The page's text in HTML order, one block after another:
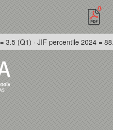
= 3.5 (Q1) · JIF percentile 2024 =